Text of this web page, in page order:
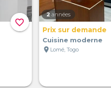
favorite_border
2 années
Prix sur demande
Cuisine moderne
location_on Lomé, Togo